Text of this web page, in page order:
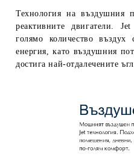
Технология на въздушния
реактивните двигатели.
голямо количество
енергия, като въздушния
достига най-отдалечените